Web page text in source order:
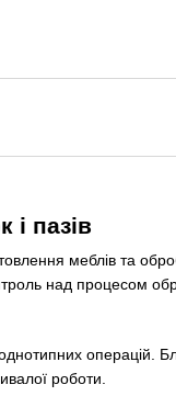
пазів
меблів та
над процесом
роботи.